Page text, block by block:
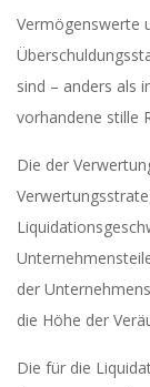
Vermögenswerte
sind – anders als
vorhandene stille
Die der
der
die Höhe der
Die für die